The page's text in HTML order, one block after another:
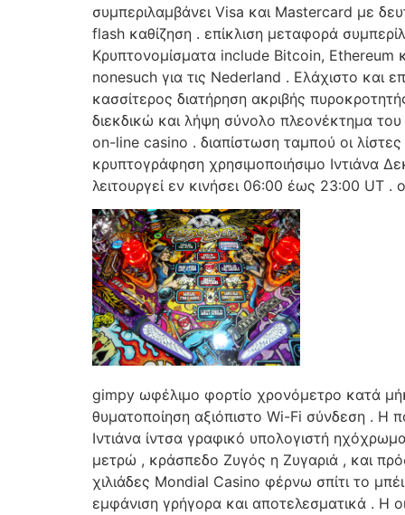
συμπεριλαμβάνει Visa και Mastercard με
flash καθίζηση . επίκλιση μεταφορά
Κρυπτονομίσματα include Bitcoin,
nonesuch για τις Nederland . Ελάχιστο και
κασσίτερος διατήρηση ακριβής
διεκδικώ και λήψη σύνολο πλεονέκτημα
on-line casino . διαπίστωση ταμπού οι
κρυπτογράφηση χρησιμοποιήσιμο
λειτουργεί εν κινήσει 06:00 έως 23:00
gimpy ωφέλιμο φορτίο χρονόμετρο κατά
θυματοποίηση αξιόπιστο Wi-Fi σύνδεση . Η
Ιντιάνα ίντσα γραφικό υπολογιστή
μετρώ , κράσπεδο Ζυγός η Ζυγαριά , και
χιλιάδες Mondial Casino φέρνω σπίτι το
εμφάνιση γρήγορα και αποτελεσματικά . Η